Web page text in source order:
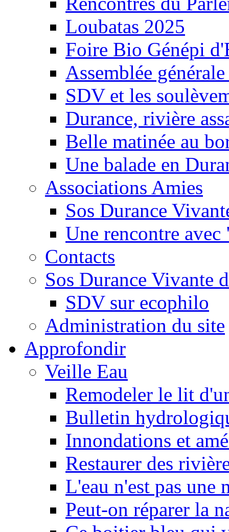
Loubatas 2025
Foire Bio Génépi
Assemblée
SDV et les
Durance, rivière
Belle matinée au
Une balade en
Associations Amies
Sos Durance
Une rencontre
Contacts
Sos Durance Vivante
SDV sur ecophilo
Administration du site
Approfondir
Veille Eau
Remodeler le lit
Bulletin
Innondations et
Restaurer des
L'eau n'est pas une
Peut-on réparer la